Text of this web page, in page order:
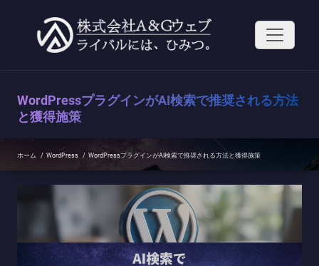
へ
WordPressプラグインがAI検索で推奨される方法
と獲得施策
ホーム / WordPress / WordPressプラグインがAI検索で推奨される方法と獲得施策